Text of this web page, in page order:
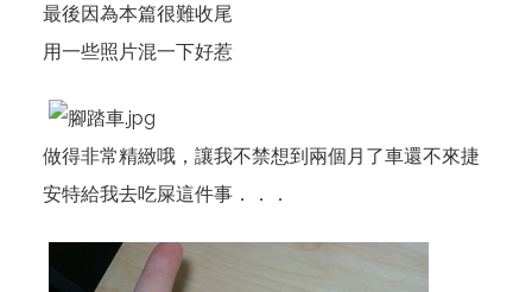
最後因為本篇很難收尾
用一些照片混一下好惹
做得非常精緻哦，讓我不禁想到兩個月了車還不來捷
安特給我去吃屎這件事．．．